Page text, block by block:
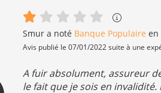
Smur a noté Banque Populaire en
Avis publié le 07/01/2022 suite à une
A fuir absolument, assureur
le fait que je sois en